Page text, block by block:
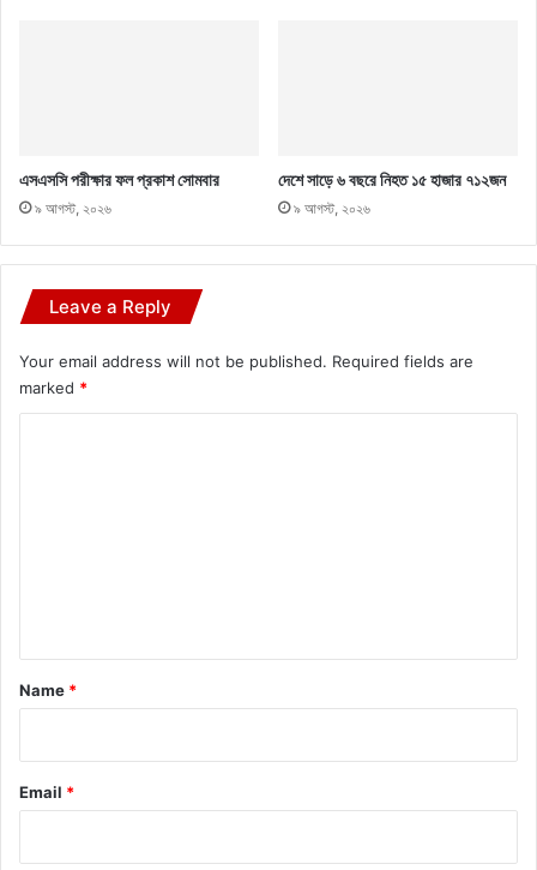
এসএসসি পরীক্ষার ফল প্রকাশ সোমবার
৯ আগস্ট, ২০২৬
দেশে সাড়ে ৬ বছরে নিহত ১৫ হাজার ৭১২জন
৯ আগস্ট, ২০২৬
Leave a Reply
Your email address will not be published. Required fields are
marked *
*
Name *
Email *